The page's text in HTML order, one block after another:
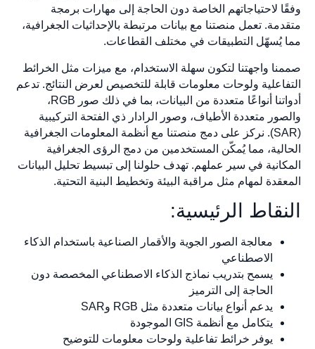
وفقًا لاحتياجاتهم الخاصة دون الحاجة إلى مهارات برمجة
متقدمة. تعمل منصتنا مع بيانات مرتبطة بالإحداثيات الجغرافية،
مما يُسهّل التطبيقات في مختلف القطاعات.
صممنا واجهتنا لتكون سهلة الاستخدام، مع ميزات مثل الخرائط
التفاعلية ولوحات معلومات قابلة للتخصيص لعرض النتائج. تدعم
أدواتنا أنواعًا متعددة من البيانات، بما في ذلك صور RGB،
والصور متعددة الأطياف، وصور الرادار ذي الفتحة التركيبية
(SAR). نركز على دمج منصتنا مع أنظمة المعلومات الجغرافية
الحالية، مما يُمكّن المستخدمين من دمج الرؤى الجغرافية
المكانية في سير عملهم. تهدف حلولنا إلى تبسيط تحليل البيانات
المعقدة لمهام مثل مراقبة البيئة وتخطيط البنية التحتية.
النقاط الرئيسية:
معالجة الصور الجوية والأقمار الصناعية باستخدام الذكاء
الاصطناعي
يسمح بتدريب نماذج الذكاء الاصطناعي المخصصة دون
الحاجة إلى الترميز
يدعم أنواع بيانات متعددة مثل RGB وSAR
يتكامل مع أنظمة GIS الموجودة
يوفر خرائط تفاعلية ولوحات معلومات للتوضيح